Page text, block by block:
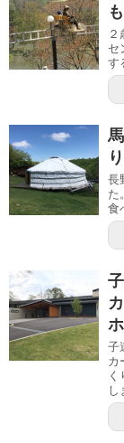
セ
す
長
た
食
子
カ
し